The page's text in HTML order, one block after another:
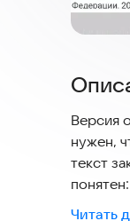
Версия
нужен,
текст
Читать